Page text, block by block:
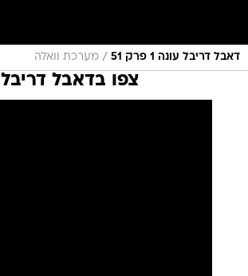
דאבל דריבל עונה 1 פרק 51 / מערכת וואלה
צפו בדאבל דריבל